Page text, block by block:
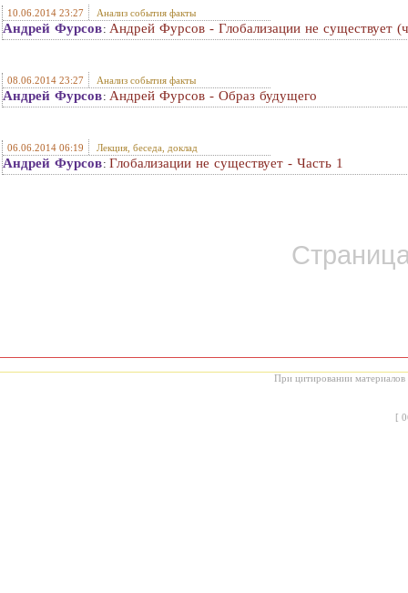
10.06.2014 23:27 Анализ события факты
Андрей Фурсов: Андрей Фурсов - Глобализации не существует
08.06.2014 23:27 Анализ события факты
Андрей Фурсов: Андрей Фурсов - Образ будущего
06.06.2014 06:19 Лекция, беседа, доклад
Андрей Фурсов: Глобализации не существует - Часть 1
При цитировании материалов
[